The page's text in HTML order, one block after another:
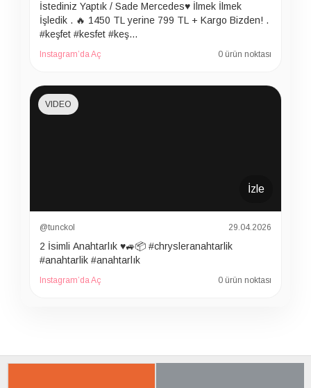
İstediniz Yaptık / Sade Mercedes♥️ İlmek İlmek
İşledik . 🔥 1450 TL yerine 799 TL + Kargo Bizden! .
#keşfet #kesfet #keş…
Instagram’da Aç 0 ürün noktası
İzle
VIDEO
@tunckol 29.04.2026
2 İsimli Anahtarlık ♥️🚙📦 #chrysleranahtarlik
#anahtarlik #anahtarlık
Instagram’da Aç 0 ürün noktası